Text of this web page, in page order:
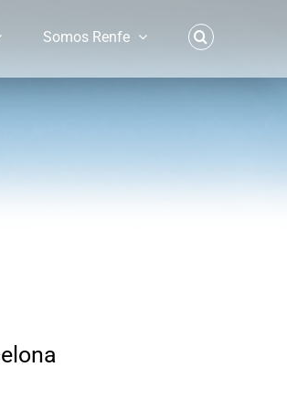
Somos Renfe